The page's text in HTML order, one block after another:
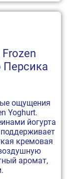
Персика
ощущения
Yoghurt.
йогурта
кремовая
аромат,